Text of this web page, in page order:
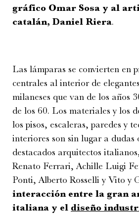
gráfico Omar Sosa y al
catalán, Daniel Riera.
Las lámparas se convierten en
centrales al interior de
milaneses que van de los años
de los 60. Los materiales y los
los pisos, escaleras, paredes y
interiores son sin lugar a dudas
destacados arquitectos
Renato Ferrari, Achille Luigi
Ponti, Alberto Rosselli y Vito y
interacción entre la gran
italiana y el diseño